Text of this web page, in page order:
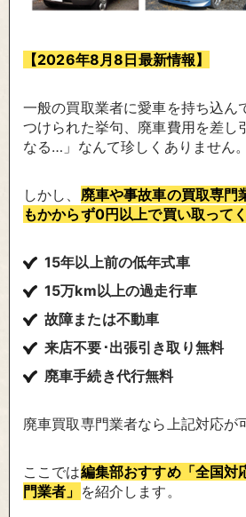
【2026年8月8 日最新情報】
一般の買取業者に愛車を持ち込ん
つけられた挙句、廃車費用を差し
なる…」なんて珍しくありません。
しかし、 廃車や事故車の買取専門
もかからず0円以上で買い取ってく
15年以上前の低年式車
15万km以上の過走行車
故障または不動車
来店不要･出張引き取り無料
廃車手続き代行無料
廃車買取専門業者なら上記対応が
ここでは編集部おすすめ「全国対
門業者」 を紹介します。